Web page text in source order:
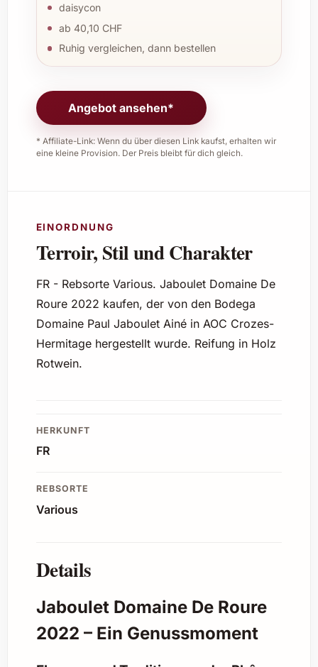
daisycon
ab 40,10 CHF
Ruhig vergleichen, dann bestellen
Angebot ansehen*
* Affiliate-Link: Wenn du über diesen Link kaufst, erhalten wir
eine kleine Provision. Der Preis bleibt für dich gleich.
EINORDNUNG
Terroir, Stil und Charakter
FR - Rebsorte Various. Jaboulet Domaine De
Roure 2022 kaufen, der von den Bodega
Domaine Paul Jaboulet Ainé in AOC Crozes-
Hermitage hergestellt wurde. Reifung in Holz
Rotwein.
HERKUNFT
FR
REBSORTE
Various
Details
Jaboulet Domaine De Roure
2022 – Ein Genussmoment